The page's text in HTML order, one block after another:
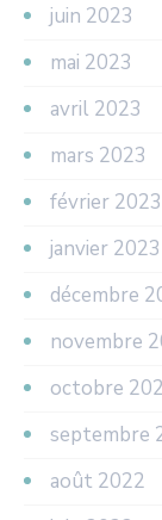
juin 2023
mai 2023
avril 2023
mars 2023
février 2023
janvier 2023
décembre
novembre
octobre
septembre
août 2022